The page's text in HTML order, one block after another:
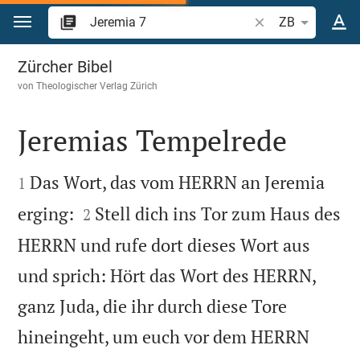
Zum Inhalt springen
Bibelstelle oder
ZB
Jeremia 7
Zürcher Bibel
vonTheologischer Verlag Zürich

Jeremias Tempelrede

1 Das Wort, das vom HERRN an Jeremia
erging: 

2 Stell dich ins Tor zum Haus des
HERRN und rufe dort dieses Wort aus
und sprich: Hört das Wort des HERRN,
ganz Juda, die ihr durch diese Tore
hineingeht, um euch vor dem HERRN